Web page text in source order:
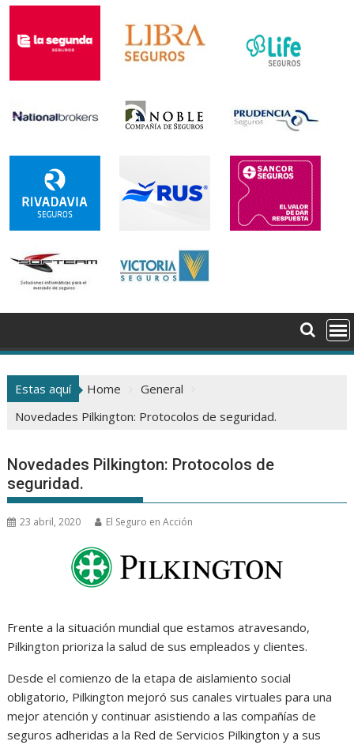
Estas aquí Home
General
Novedades Pilkington: Protocolos de seguridad.
Novedades Pilkington: Protocolos de
seguridad.
23 abril, 2020 El Seguro en Acción
Frente a la situación mundial que estamos atravesando,
Pilkington prioriza la salud de sus empleados y clientes.
Desde el comienzo de la etapa de aislamiento social
obligatorio, Pilkington mejoró sus canales virtuales para una
mejor atención y continuar asistiendo a las compañías de
seguros adheridas a la Red de Servicios Pilkington y a sus